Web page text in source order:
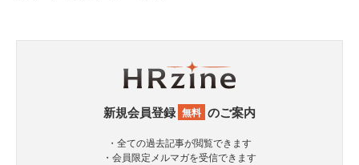
新規会員登録 無料 のご案内
・全ての過去記事が閲覧できます
・会員限定メルマガを受信できます